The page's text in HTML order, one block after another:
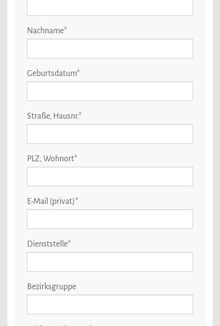
Nachname*
Geburtsdatum*
Straße, Hausnr.*
PLZ, Wohnort*
E-Mail (privat)*
Dienststelle*
Bezirksgruppe